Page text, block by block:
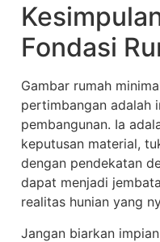
Fondasi
Gambar rumah
pertimbangan adalah
pembangunan. Ia
keputusan material,
dengan pendekatan
dapat menjadi
realitas hunian yang
Jangan biarkan